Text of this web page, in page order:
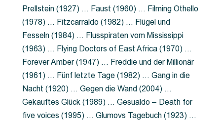
Prellstein (1927) … Faust (1960) … Filming Othello
(1978) … Fitzcarraldo (1982) … Flügel und
Fesseln (1984) … Flusspiraten vom Mississippi
(1963) … Flying Doctors of East Africa (1970) …
Forever Amber (1947) … Freddie und der Millionär
(1961) … Fünf letzte Tage (1982) … Gang in die
Nacht (1920) … Gegen die Wand (2004) …
Gekauftes Glück (1989) … Gesualdo – Death for
five voices (1995) … Glumovs Tagebuch (1923) …